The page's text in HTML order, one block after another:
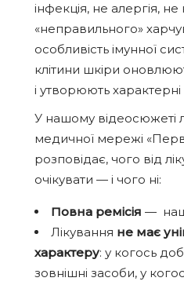
інфекція, не алергія, не
«неправильного»
особливість імунної
клітини шкіри
і утворюють
У нашому відеосюжеті
медичної мережі
розповідає, чого від
очікувати — і чого ні:
Повна ремісія —
Лікування не має
характеру: у когось
зовнішні засоби, у